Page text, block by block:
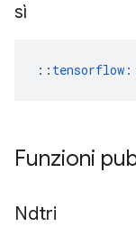
sì
::
Funzioni
Ndtri